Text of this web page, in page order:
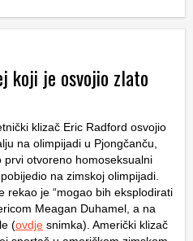
koji je osvojio zlato
klizač Eric Radford osvojio
na olimpijadi u Pjongčanču,
prvi otvoreno homoseksualni
na zimskoj olimpijadi.
rekao je “mogao bih eksplodirati
Meagan Duhamel, a na
(ovdje snimka). Američki klizač